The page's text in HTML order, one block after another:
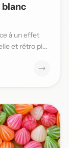
blanc
à un effet
et rétro pl...